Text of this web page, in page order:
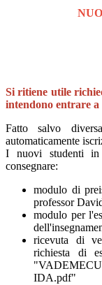
Si ritiene utile
intendono entrare
Fatto salvo
automaticamente
I nuovi studenti in
consegnare:
modulo di
professor
modulo per
ricevuta di
richiesta di
IDA.pdf"